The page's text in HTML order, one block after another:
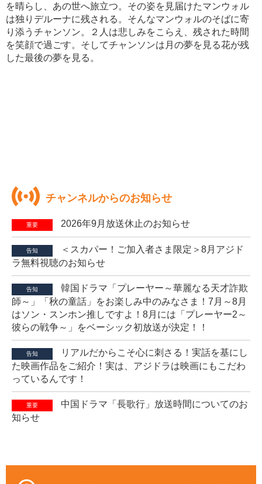
を晴らし、あの世へ旅立つ。その姿を見届けたマンウォル
は独りデルーナに残される。そんなマンウォルのそばに寄
り添うチャンソン。２人は悲しみをこらえ、残された時間
を笑顔で過ごす。そしてチャンソンは月の夢を見る花が残
した最後の夢を見る。
チャンネルからのお知らせ
重要 2026年9月放送休止のお知らせ
告知
＜スカパー！ご加入者さま限定＞8月アジド
ラ無料視聴のお知らせ
告知
韓国ドラマ「プレーヤー～華麗なる天才詐欺
師～」「秋の童話」をお楽しみ中のみなさま！7月～8月
はソン・スンホン推しですよ！8月には「プレーヤー2～
彼らの戦争～」をベーシック初放送が決定！！
告知
リアルだからこそ心に刺さる！実話を基にし
た映画作品をご紹介！実は、アジドラは映画にもこだわ
っているんです！
重要
中国ドラマ「長歌行」放送時間についてのお
知らせ